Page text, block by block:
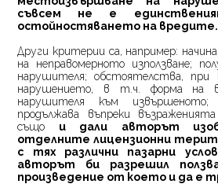
съвсем не е
остойностяването на вредите.
Други критерии са, например:
на неправомерното използване;
нарушителя; обстоятелства, при
нарушението, в т.ч. форма на
нарушителя към извършеното;
продължава въпреки
също и дали авторът
отделните лицензионни
с тях различни пазарни
авторът би разрешил
произведение от което и да е